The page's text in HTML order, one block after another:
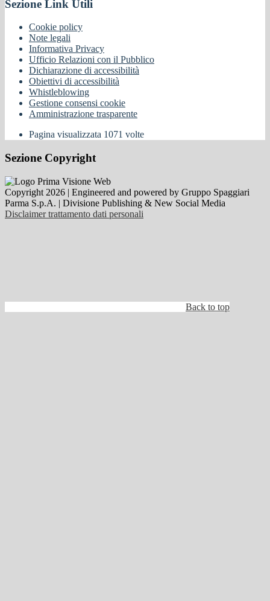
Sezione Link Utili
Cookie policy
Note legali
Informativa Privacy
Ufficio Relazioni con il Pubblico
Dichiarazione di accessibilità
Obiettivi di accessibilità
Whistleblowing
Gestione consensi cookie
Amministrazione trasparente
Pagina visualizzata 1071 volte
Sezione Copyright
Copyright 2026 | Engineered and powered by Gruppo Spaggiari
Parma S.p.A. | Divisione Publishing & New Social Media
Disclaimer trattamento dati personali
Back to top